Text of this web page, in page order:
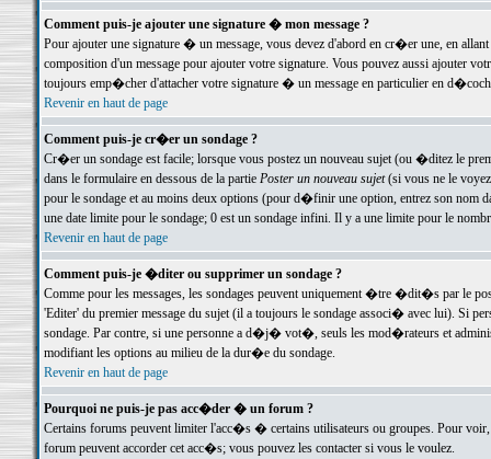
Comment puis-je ajouter une signature � mon message ?
Pour ajouter une signature � un message, vous devez d'abord en cr�er une, en
composition d'un message pour ajouter votre signature. Vous pouvez aussi ajouter
toujours emp�cher d'attacher votre signature � un message en particulier en
Revenir en haut de page
Comment puis-je cr�er un sondage ?
Cr�er un sondage est facile; lorsque vous postez un nouveau sujet (ou �ditez le
dans le formulaire en dessous de la partie Poster un nouveau sujet(si vous ne le voyez
pour le sondage et au moins deux options (pour d�finir une option, entrez son nom
une date limite pour le sondage; 0 est un sondage infini. Il y a une limite pour le
Revenir en haut de page
Comment puis-je �diter ou supprimer un sondage ?
Comme pour les messages, les sondages peuvent uniquement �tre �dit�s par le
'Editer' du premier message du sujet (il a toujours le sondage associ� avec lui). Si
sondage. Par contre, si une personne a d�j� vot�, seuls les mod�rateurs et
modifiant les options au milieu de la dur�e du sondage.
Revenir en haut de page
Pourquoi ne puis-je pas acc�der � un forum ?
Certains forums peuvent limiter l'acc�s � certains utilisateurs ou groupes. Pour
forum peuvent accorder cet acc�s; vous pouvez les contacter si vous le voulez.